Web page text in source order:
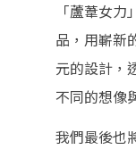
「蘆葦女
品，用嶄新
元的設計，
不同的想像
我們最後也